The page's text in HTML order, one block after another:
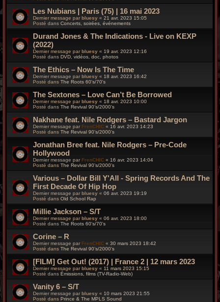
Les Nubians | Paris (75) | 16 mai 2023
Dernier message par bluesy « 21 avr. 2023 15:05
Posté dans Concerts, soirées, événements
Durand Jones & The Indications - Live on KEXP
(2022)
Dernier message par bluesy « 19 avr. 2023 12:16
Posté dans DVD, vidéos, doc, photos
The Ethics – Now Is The Time
Dernier message par bluesy « 18 avr. 2023 16:42
Posté dans The Roots 60's/70's
The Sextones – Love Can’t Be Borrowed
Dernier message parbluesy « 18 avr. 2023 10:00
Posté dans The Revival 90’s/2000’s
Nakhane feat. Nile Rodgers – Bastard Jargon
Dernier message par FrenCHIC « 16 avr. 2023 14:23
Posté dans The Revival 90’s/2000’s
Jonathan Bree feat. Nile Rodgers – Pre-Code
Hollywood
Dernier message par FrenCHIC « 16 avr. 2023 14:04
Posté dans The Revival 90’s/2000’s
Various – Dollar Bill Y'All - Spring Records And The
First Decade Of Hip Hop
Dernier message par bluesy « 06 avr. 2023 19:19
Posté dans Old School Rap
Millie Jackson – S/T
Dernier message parbluesy « 06 avr. 2023 18:00
Posté dans The Roots 60's/70's
Corine – R
Dernier message par FrenCHIC « 30 mars 2023 18:42
Posté dans The Revival 90’s/2000’s
[FILM] Get Out! (2017) | France 2 | 12 mars 2023
Dernier message parbluesy « 11 mars 2023 15:15
Posté dans Émissions, films (TV-Radio-Web)
Vanity 6 – S/T
Dernier message par bluesy « 10 mars 2023 21:55
Posté dans Prince & The MPLS Sound